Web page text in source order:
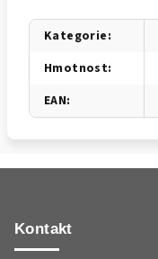
Kategorie:
Hmotnost:
EAN:
Kontakt